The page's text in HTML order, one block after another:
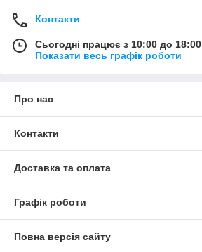
Контакти
Сьогодні працює з 10:00 до 18:00
Показати весь графік роботи
Про нас
Контакти
Доставка та оплата
Графік роботи
Повна версія сайту